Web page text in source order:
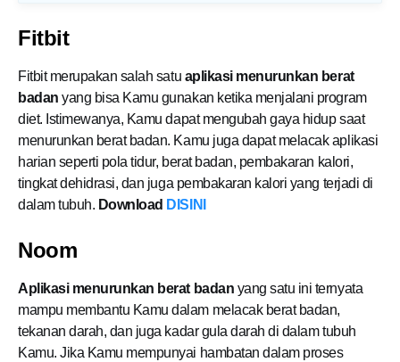
Fitbit
Fitbit merupakan salah satu aplikasi menurunkan berat
badan yang bisa Kamu gunakan ketika menjalani program
diet. Istimewanya, Kamu dapat mengubah gaya hidup saat
menurunkan berat badan. Kamu juga dapat melacak aplikasi
harian seperti pola tidur, berat badan, pembakaran kalori,
tingkat dehidrasi, dan juga pembakaran kalori yang terjadi di
dalam tubuh. Download DISINI
Noom
Aplikasi menurunkan berat badan yang satu ini ternyata
mampu membantu Kamu dalam melacak berat badan,
tekanan darah, dan juga kadar gula darah di dalam tubuh
Kamu. Jika Kamu mempunyai hambatan dalam proses